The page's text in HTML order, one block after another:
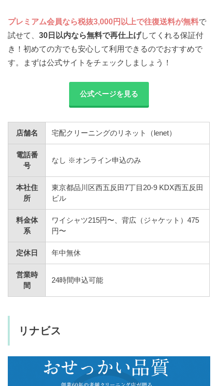
プレミアム会員なら税抜3,000円以上で往復送料が無料で
試せて、30日以内なら無料で再仕上げしてくれる保証付
き！初めての方でも安心して利用できるのでおすすめで
す。まずは公式サイトをチェックしましょう！
公式ページを見る
店舗名 宅配クリーニングのリネット（lenet）
電話番
号
なし ※オンライン申込のみ
本社住
所
東京都品川区西五反田7丁目20-9 KDX西五反田
ビル
料金体
系
ワイシャツ215円〜、背広（ジャケット）475
円〜
定休日 年中無休
営業時
間
24時間申込可能
リナビス